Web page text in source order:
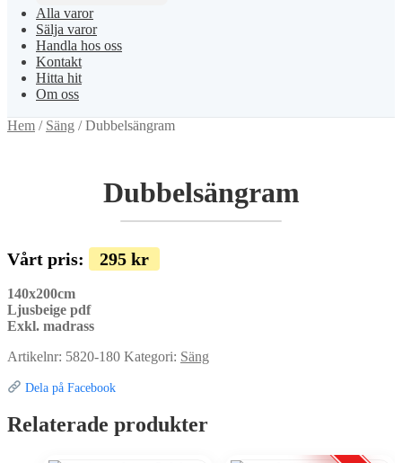
Alla varor
Sälja varor
Handla hos oss
Kontakt
Hitta hit
Om oss
Hem / Säng /Dubbelsängram
Dubbelsängram
Vårt pris: 295 kr
140x200cm
Ljusbeige pdf
Exkl. madrass
Artikelnr: 5820-180 Kategori: Säng
Dela på Facebook
Relaterade produkter